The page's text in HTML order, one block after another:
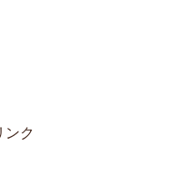
ンク